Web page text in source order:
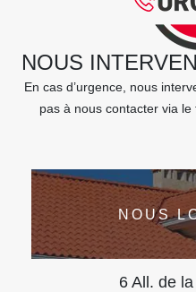
NOUS
En cas d’urgence, nous
pas à nous contacter via
NOUS
6 All. de